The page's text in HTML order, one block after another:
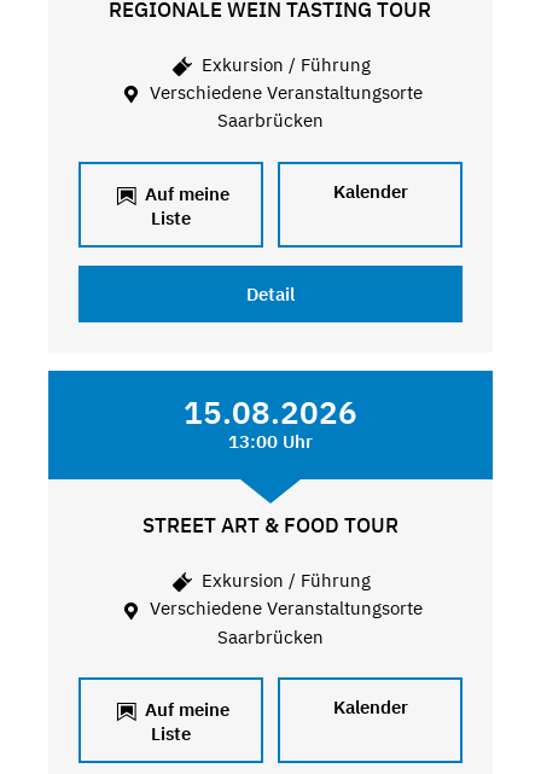
REGIONALE WEIN TASTING TOUR
Exkursion / Führung
Verschiedene Veranstaltungsorte
Saarbrücken
Auf meine
Liste
Kalender
Detail
15.08.2026
13:00 Uhr
STREET ART & FOOD TOUR
Exkursion / Führung
Verschiedene Veranstaltungsorte
Saarbrücken
Auf meine
Liste
Kalender